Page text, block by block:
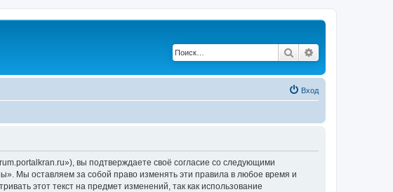
Поиск
Вход
вы подтверждаете своё согласие со следующими
Мы оставляем за собой право изменять эти правила в любое время и
этот текст на предмет изменений, так как использование